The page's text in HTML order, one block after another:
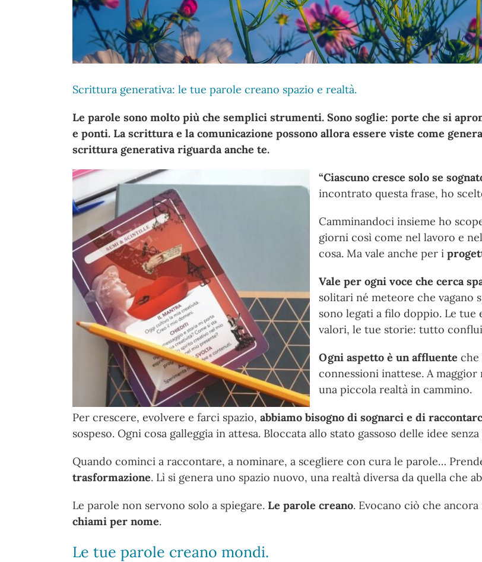
Scrittura generativa: le tue parole creano spazio e realtà.
Le parole sono molto più che semplici strumenti. Sono soglie: porte che si
e ponti. La scrittura e la comunicazione possono allora essere viste come
scrittura generativa riguarda anche te.
“Ciascuno cresce solo se
incontrato questa frase, ho
Camminandoci insieme ho
giorni così come nel lavoro e
cosa. Ma vale anche per i
Vale per ogni voce che cerca
solitari né meteore che vagano
sono legati a filo doppio. Le
valori, le tue storie: tutto
Ogni aspetto è un affluente che
connessioni inattese. A
una piccola realtà in cammino.
Per crescere, evolvere e farci spazio, abbiamo bisogno di sognarci e di
sospeso. Ogni cosa galleggia in attesa. Bloccata allo stato gassoso delle idee
Quando cominci a raccontare, a nominare, a scegliere con cura le parole…
trasformazione. Lì si genera uno spazio nuovo, una realtà diversa da quella che
Le parole non servono solo a spiegare. Le parole creano. Evocano ciò che
chiami per nome.
Le tue parole creano mondi.